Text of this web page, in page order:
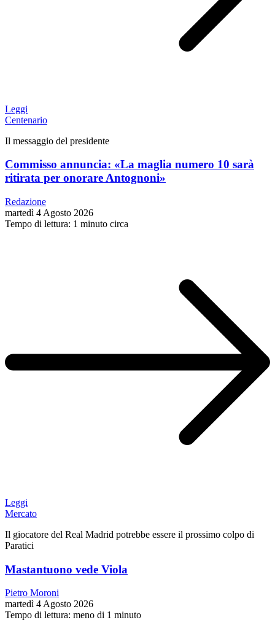
Leggi
Centenario
Il messaggio del presidente
Commisso annuncia: «La maglia numero 10 sarà
ritirata per onorare Antognoni»
Redazione
martedì 4 Agosto 2026
Tempo di lettura: 1 minuto circa
Leggi
Mercato
Il giocatore del Real Madrid potrebbe essere il prossimo colpo di
Paratici
Mastantuono vede Viola
Pietro Moroni
martedì 4 Agosto 2026
Tempo di lettura: meno di 1 minuto